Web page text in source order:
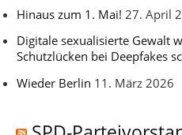
Hinaus zum 1. Mai! 27. April
Digitale sexualisierte Gewalt
Schutzlücken bei Deepfakes
Wieder Berlin 11. März 2026